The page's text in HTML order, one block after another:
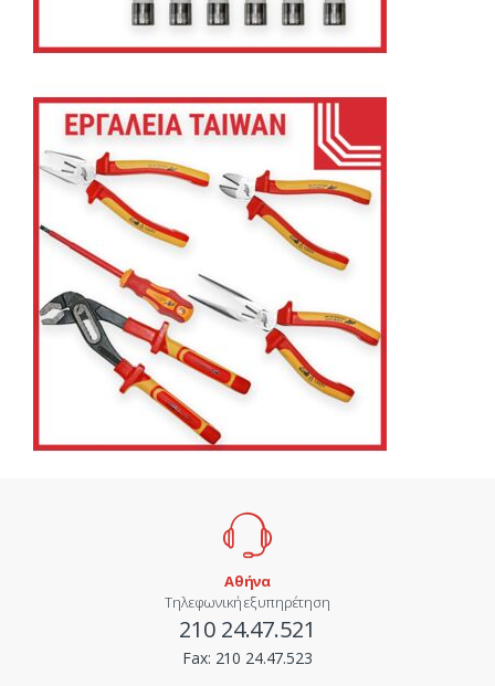
Αθήνα
Τηλεφωνική εξυπηρέτηση
210 24.47.521
Fax: 210 24.47.523